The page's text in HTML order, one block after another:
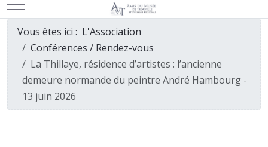
Mobile Menu Toggle
Vous êtes ici : L'Association
Conférences / Rendez-vous
La Thillaye, résidence d’artistes : l’ancienne
demeure normande du peintre André Hambourg -
13 juin 2026